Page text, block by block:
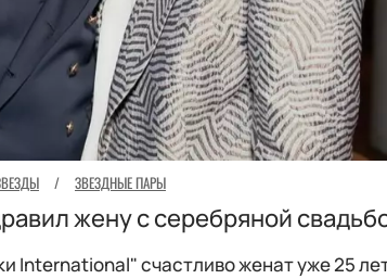
/ ЗВЕЗДНЫЕ ПАРЫ
жену с серебряной
International" счастливо женат уже 25